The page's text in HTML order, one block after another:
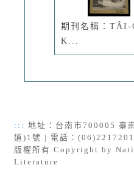
期刊名稱：TÂI-
K...
::: 地址：台南市700005 臺
道)1號 | 電話：
版權所有 Copyright by
Literature